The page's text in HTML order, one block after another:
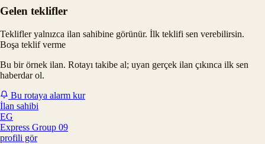
Gelen teklifler
Teklifler yalnızca ilan sahibine görünür. İlk teklifi sen verebilirsin.
Boşa teklif verme
Bu bir örnek ilan. Rotayı takibe al; uyan gerçek ilan çıkınca ilk sen
haberdar ol.
Bu rotaya alarm kur
İlan sahibi
EG
Express Group 09
profili gör